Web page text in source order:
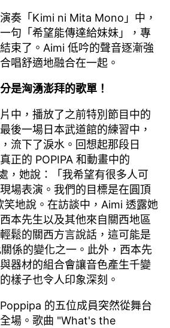
奏「Kimi ni Mita Mono」中，
句「希望能傳達給妹妹」，專
束了。Aimi 低吟的聲音逐漸強
唱舒適地融合在一起。
是洶湧澎拜的歌單！
中，播放了之前特別節目中的
後一場日本武道館的練習中，
流下了淚水。回想起那段日
正的 POPIPA 和動畫中的
，她說：「我希望有很多人可
場表演。我們的目標是在圓頂
笑地說。在訪談中，Aimi 透露她
本先生以及其他來自關西地區
鬆的關西方言說話，這可能是
係的變化之一。此外，西本先
器材的組合會讓音色產生千變
樣子也令人印象深刻。
的五位成員突然從舞台
場。歌曲 "What's the